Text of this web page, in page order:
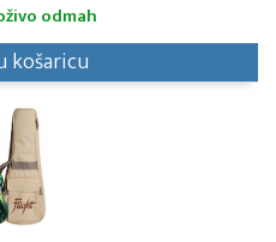
odmah
košaricu